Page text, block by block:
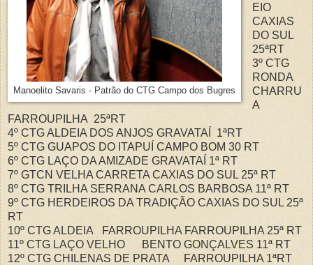
Manoelito Savaris - Patrão do CTG Campo dos Bugres
EIO
CAXIAS
DO SUL
25ªRT
3º CTG
RONDA
CHARRU
A
FARROUPILHA 25ªRT
4º CTG ALDEIA DOS ANJOS GRAVATAÍ 1ªRT
5º CTG GUAPOS DO ITAPUÍ CAMPO BOM 30 RT
6º CTG LAÇO DA AMIZADE GRAVATAÍ 1ª RT
7º GTCN VELHA CARRETA CAXIAS DO SUL 25ª RT
8º CTG TRILHA SERRANA CARLOS BARBOSA 11ª RT
9º CTG HERDEIROS DA TRADIÇÃO CAXIAS DO SUL 25ª
RT
10º CTG ALDEIA FARROUPILHA FARROUPILHA 25ª RT
11º CTG LAÇO VELHO BENTO GONÇALVES 11ª RT
12º CTG CHILENAS DE PRATA FARROUPILHA 1ªRT